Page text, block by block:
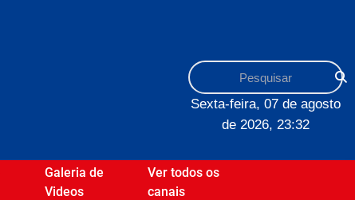
Sexta-feira, 07 de agosto
de 2026, 23:32
Galeria de
Videos
Ver todos os
canais